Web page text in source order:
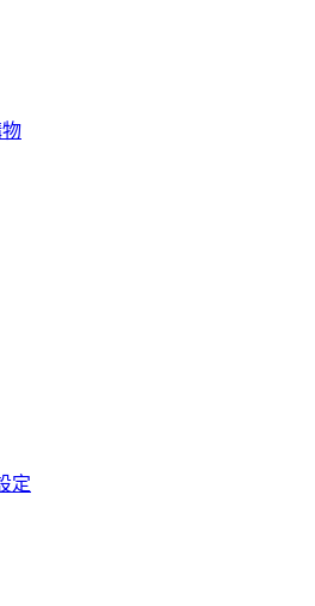
定